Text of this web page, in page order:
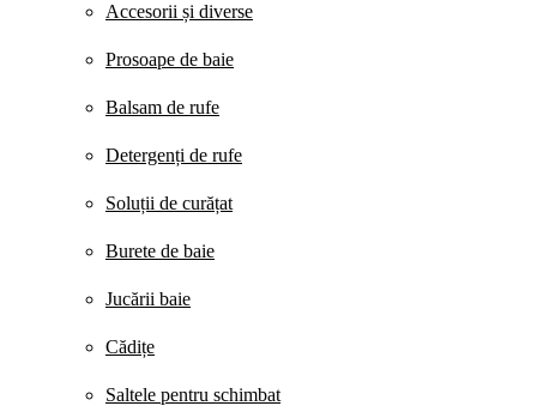
Accesorii și diverse
Prosoape de baie
Balsam de rufe
Detergenți de rufe
Soluții de curățat
Burete de baie
Jucării baie
Cădițe
Saltele pentru schimbat